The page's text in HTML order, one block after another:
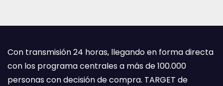
Con transmisión 24 horas, llegando en forma directa
con los programa centrales a más de 100.000
personas con decisión de compra. TARGET de